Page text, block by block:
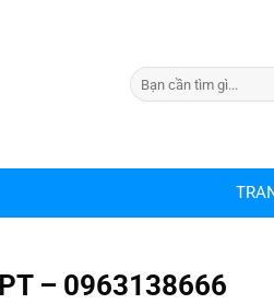
– 0963138666